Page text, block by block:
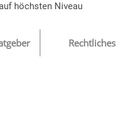
Rechtliches
höchsten Niveau